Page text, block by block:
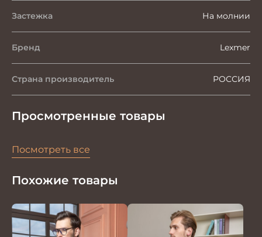
Застежка На молнии
Бренд Lexmer
Страна производитель РОССИЯ
Просмотренные товары
Посмотреть все
Похожие товары